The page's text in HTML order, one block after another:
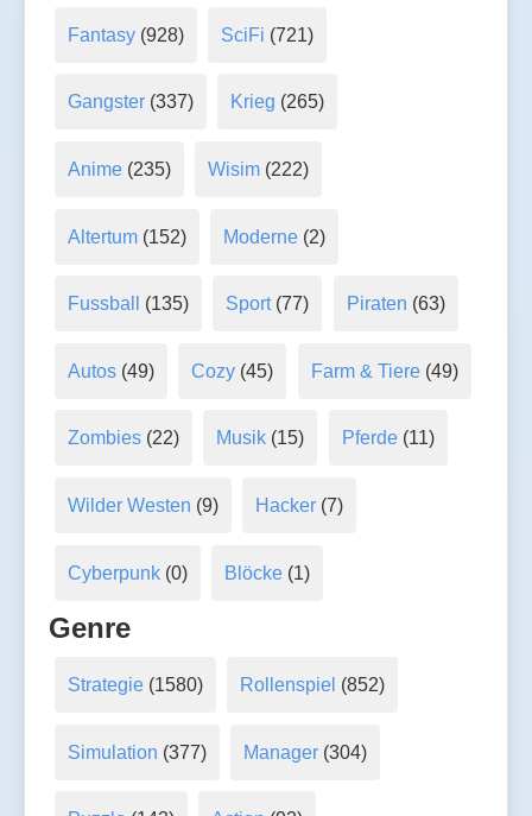
Fantasy(928) SciFi (721)
Gangster(337) Krieg (265)
Anime(235) Wisim (222)
Altertum(152) Moderne (2)
Fussball (135) Sport(77) Piraten (63)
Autos(49) Cozy (45) Farm & Tiere(49)
Zombies(22) Musik (15) Pferde(11)
Wilder Westen (9) Hacker (7)
Cyberpunk(0) Blöcke (1)
Genre
Strategie(1580) Rollenspiel (852)
Simulation (377) Manager (304)